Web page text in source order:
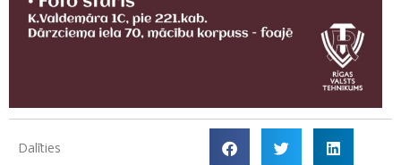
Dalīties